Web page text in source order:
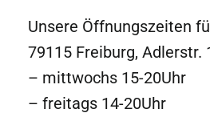
Unsere Öffnungszeiten
79115 Freiburg, Adlerstr.
– mittwochs 15-20Uhr
– freitags 14-20Uhr